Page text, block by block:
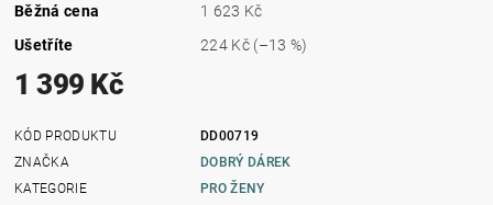
Běžná cena
1 623 Kč
Ušetříte
224 Kč (–13 %)
1 399 Kč
KÓD PRODUKTU
DD00719
ZNAČKA
DOBRÝ DÁREK
KATEGORIE
PRO ŽENY